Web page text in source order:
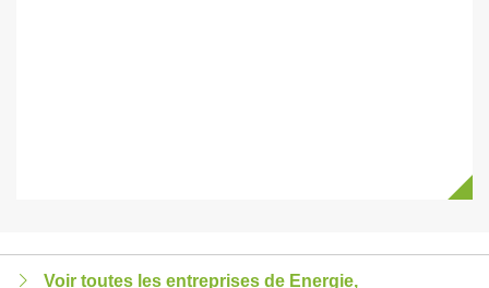
Voir toutes les entreprises de Energie,